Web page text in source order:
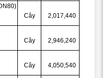
Cây 2,017,440
Cây 2,946,240
Cây 4,050,540